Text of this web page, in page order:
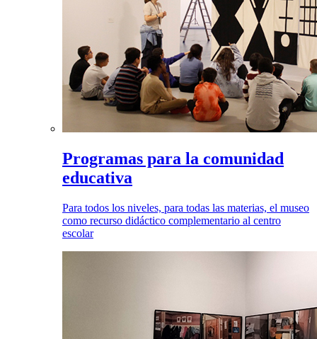
Programas para la comunidad
educativa
Para todos los niveles, para todas las materias, el museo
como recurso didáctico complementario al centro
escolar